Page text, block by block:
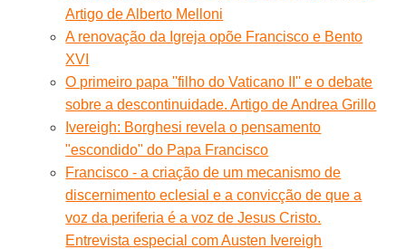
Artigo de Alberto Melloni
A renovação da Igreja opõe Francisco e Bento
XVI
O primeiro papa ''filho do Vaticano II'' e o debate
sobre a descontinuidade. Artigo de Andrea Grillo
Ivereigh: Borghesi revela o pensamento
"escondido" do Papa Francisco
Francisco - a criação de um mecanismo de
discernimento eclesial e a convicção de que a
voz da periferia é a voz de Jesus Cristo.
Entrevista especial com Austen Ivereigh